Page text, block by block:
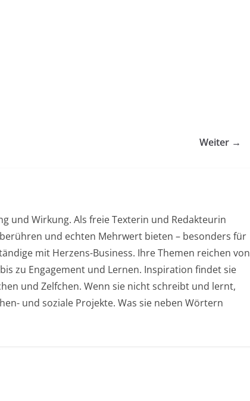
Weiter →
und Wirkung. Als freie Texterin und Redakteurin
und echten Mehrwert bieten – besonders für
mit Herzens-Business. Ihre Themen reichen von
zu Engagement und Lernen. Inspiration findet sie
und Zelfchen. Wenn sie nicht schreibt und lernt,
und soziale Projekte. Was sie neben Wörtern